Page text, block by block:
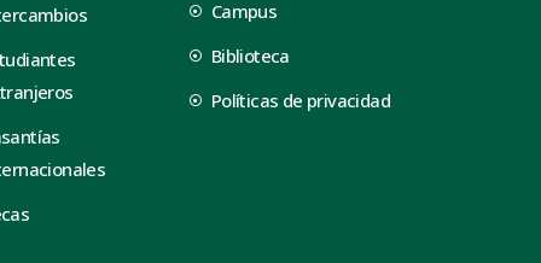
Campus
Biblioteca
Políticas de privacidad